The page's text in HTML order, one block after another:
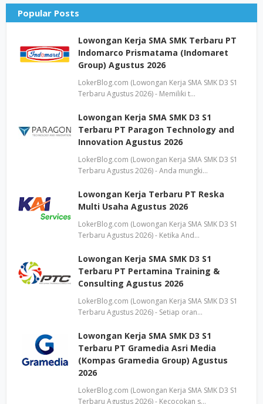
Popular Posts
Lowongan Kerja SMA SMK Terbaru PT
Indomarco Prismatama (Indomaret
Group) Agustus 2026
LokerBlog.com (Lowongan Kerja SMA SMK D3 S1
Terbaru Agustus 2026) - Memiliki t…
Lowongan Kerja SMA SMK D3 S1
Terbaru PT Paragon Technology and
Innovation Agustus 2026
LokerBlog.com (Lowongan Kerja SMA SMK D3 S1
Terbaru Agustus 2026) - Anda mungki…
Lowongan Kerja Terbaru PT Reska
Multi Usaha Agustus 2026
LokerBlog.com (Lowongan Kerja SMA SMK D3 S1
Terbaru Agustus 2026) - Ketika And…
Lowongan Kerja SMA SMK D3 S1
Terbaru PT Pertamina Training &
Consulting Agustus 2026
LokerBlog.com (Lowongan Kerja SMA SMK D3 S1
Terbaru Agustus 2026) - Setiap oran…
Lowongan Kerja SMA SMK D3 S1
Terbaru PT Gramedia Asri Media
(Kompas Gramedia Group) Agustus
2026
LokerBlog.com (Lowongan Kerja SMA SMK D3 S1
Terbaru Agustus 2026) - Kecocokan s…